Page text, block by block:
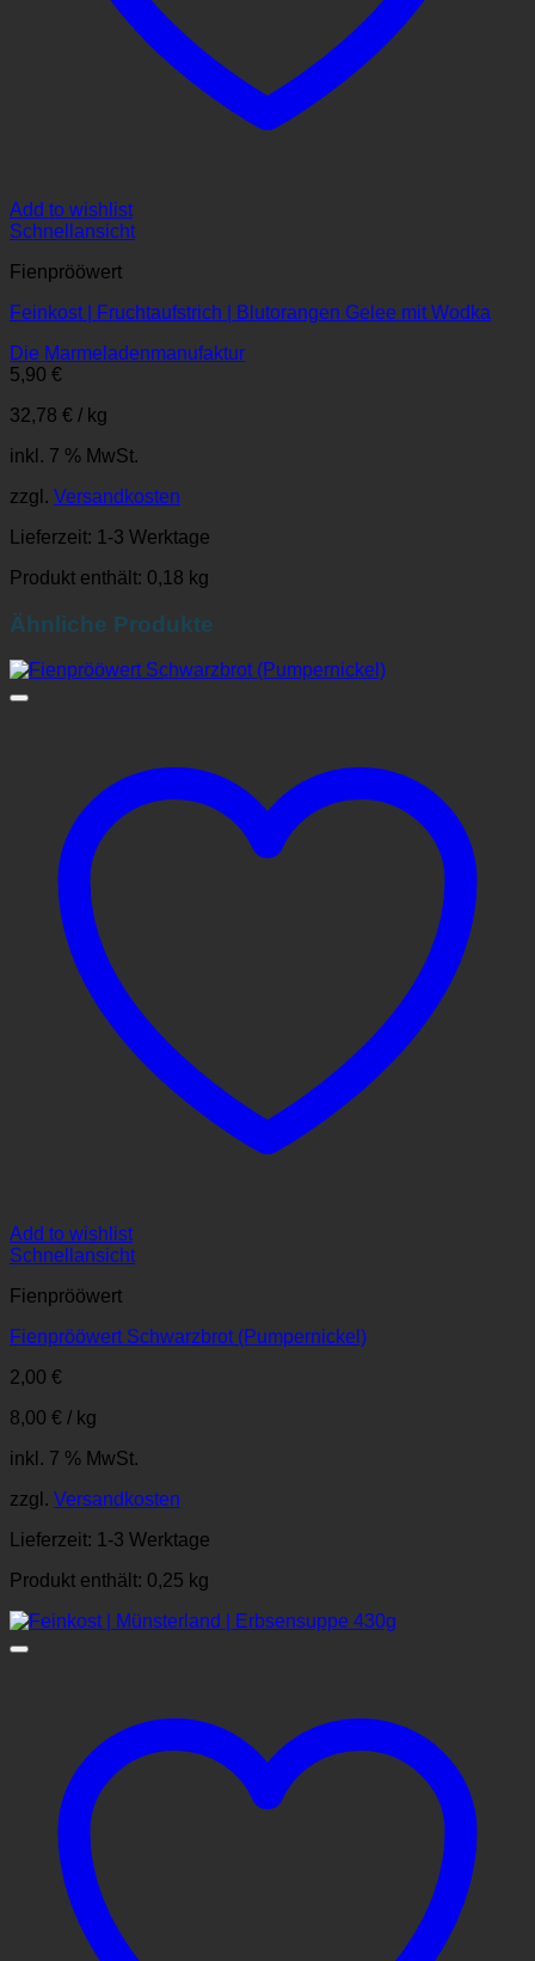
Add to wishlist
Schnellansicht
Fienprööwert
Feinkost | Fruchtaufstrich | Blutorangen Gelee mit Wodka
Die Marmeladenmanufaktur
5,90 €
32,78 € / kg
inkl. 7 % MwSt.
zzgl. Versandkosten
Lieferzeit: 1-3 Werktage
Produkt enthält: 0,18 kg
Ähnliche Produkte
Add to wishlist
Schnellansicht
Fienprööwert
Fienprööwert Schwarzbrot (Pumpernickel)
2,00 €
8,00 € / kg
inkl. 7 % MwSt.
zzgl. Versandkosten
Lieferzeit: 1-3 Werktage
Produkt enthält: 0,25 kg